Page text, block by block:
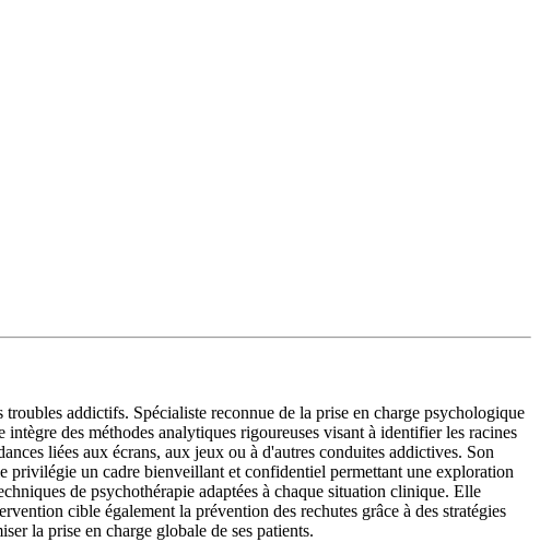
addictifs. Spécialiste reconnue de la prise en charge psychologique
des méthodes analytiques rigoureuses visant à identifier les racines
liées aux écrans, aux jeux ou à d'autres conduites addictives. Son
privilégie un cadre bienveillant et confidentiel permettant une exploration
de psychothérapie adaptées à chaque situation clinique. Elle
cible également la prévention des rechutes grâce à des stratégies
la prise en charge globale de ses patients.